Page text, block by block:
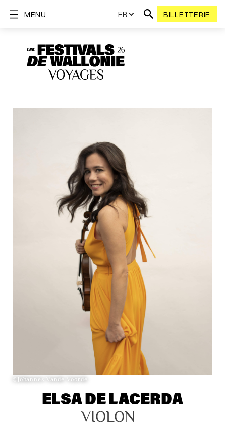
FR BILLETTERIE
MENU
©Johannes Vande Voorde
ELSA DE LACERDA
VIOLON